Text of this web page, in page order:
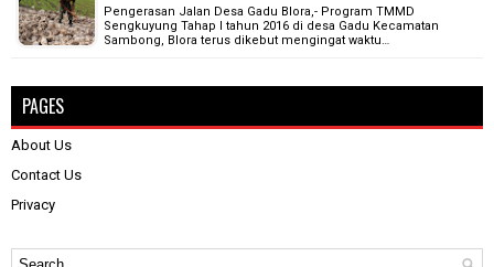
Pengerasan Jalan Desa Gadu Blora,- Program TMMD
Sengkuyung Tahap I tahun 2016 di desa Gadu Kecamatan
Sambong, Blora terus dikebut mengingat waktu…
PAGES
About Us
Contact Us
Privacy